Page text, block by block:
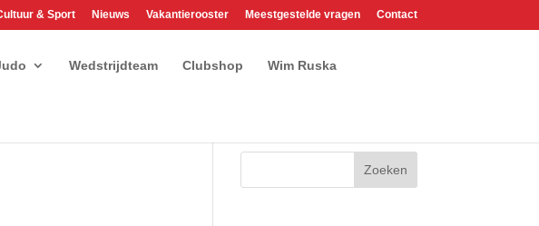
& Sport Nieuws Vakantierooster Meestgestelde vragen Contact
Wedstrijdteam Clubshop Wim Ruska